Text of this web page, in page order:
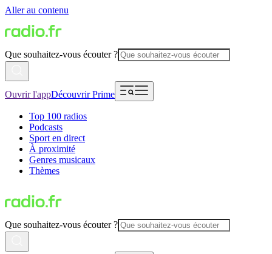
Aller au contenu
Que souhaitez-vous écouter ?
Ouvrir l'appDécouvrir Prime
Top 100 radios
Podcasts
Sport en direct
À proximité
Genres musicaux
Thèmes
Que souhaitez-vous écouter ?